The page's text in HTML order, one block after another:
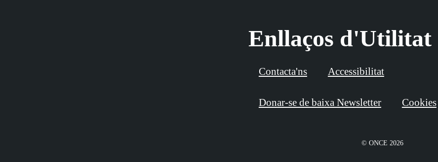
Enllaços d'Utilitat
Contacta'ns Accessibilitat
Donar-se de baixa Newsletter Cookies
© ONCE 2026